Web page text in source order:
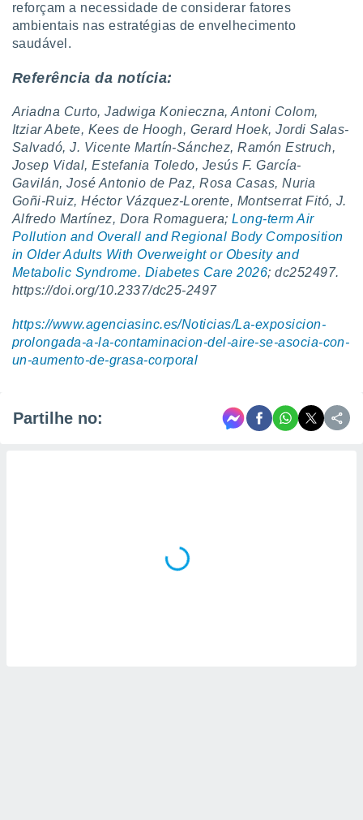
reforçam a necessidade de considerar fatores
ambientais nas estratégias de envelhecimento
saudável.
Referência da notícia:
Ariadna Curto, Jadwiga Konieczna, Antoni Colom,
Itziar Abete, Kees de Hoogh, Gerard Hoek, Jordi Salas-
Salvadó, J. Vicente Martín-Sánchez, Ramón Estruch,
Josep Vidal, Estefania Toledo, Jesús F. García-
Gavilán, José Antonio de Paz, Rosa Casas, Nuria
Goñi-Ruiz, Héctor Vázquez-Lorente, Montserrat Fitó, J.
Alfredo Martínez, Dora Romaguera;Long-term Air
Pollution and Overall and Regional Body Composition
in Older Adults With Overweight or Obesity and
Metabolic Syndrome. Diabetes Care 2026; dc252497.
https://doi.org/10.2337/dc25-2497
https://www.agenciasinc.es/Noticias/La-exposicion-
prolongada-a-la-contaminacion-del-aire-se-asocia-con-
un-aumento-de-grasa-corporal
Partilhe no: